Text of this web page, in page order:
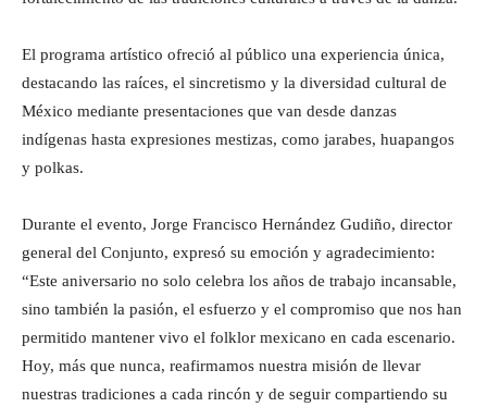
El programa artístico ofreció al público una experiencia única,
destacando las raíces, el sincretismo y la diversidad cultural de
México mediante presentaciones que van desde danzas
indígenas hasta expresiones mestizas, como jarabes, huapangos
y polkas.
Durante el evento, Jorge Francisco Hernández Gudiño, director
general del Conjunto, expresó su emoción y agradecimiento:
“Este aniversario no solo celebra los años de trabajo incansable,
sino también la pasión, el esfuerzo y el compromiso que nos han
permitido mantener vivo el folklor mexicano en cada escenario.
Hoy, más que nunca, reafirmamos nuestra misión de llevar
nuestras tradiciones a cada rincón y de seguir compartiendo su